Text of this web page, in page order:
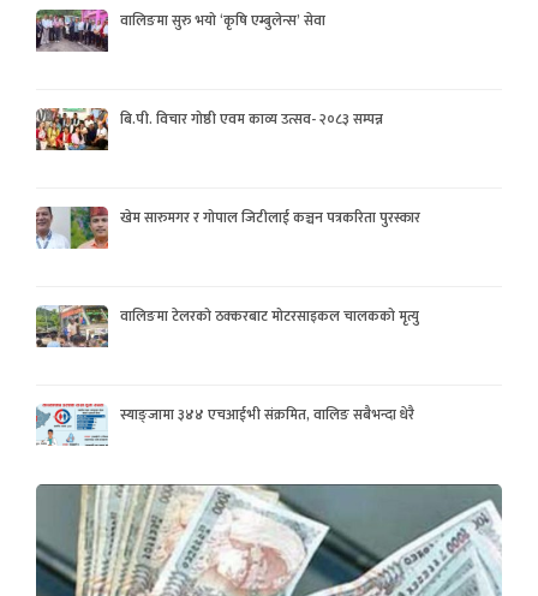
वालिङमा सुरु भयो ‘कृषि एम्बुलेन्स’ सेवा
बि.पी. विचार गोष्ठी एवम काव्य उत्सव- २०८३ सम्पन्न
खेम सारुमगर र गोपाल जिटीलाई कञ्चन पत्रकरिता पुरस्कार
वालिङमा टेलरको ठक्करबाट मोटरसाइकल चालकको मृत्यु
स्याङ्जामा ३४४ एचआईभी संक्रमित, वालिङ सबैभन्दा धेरै